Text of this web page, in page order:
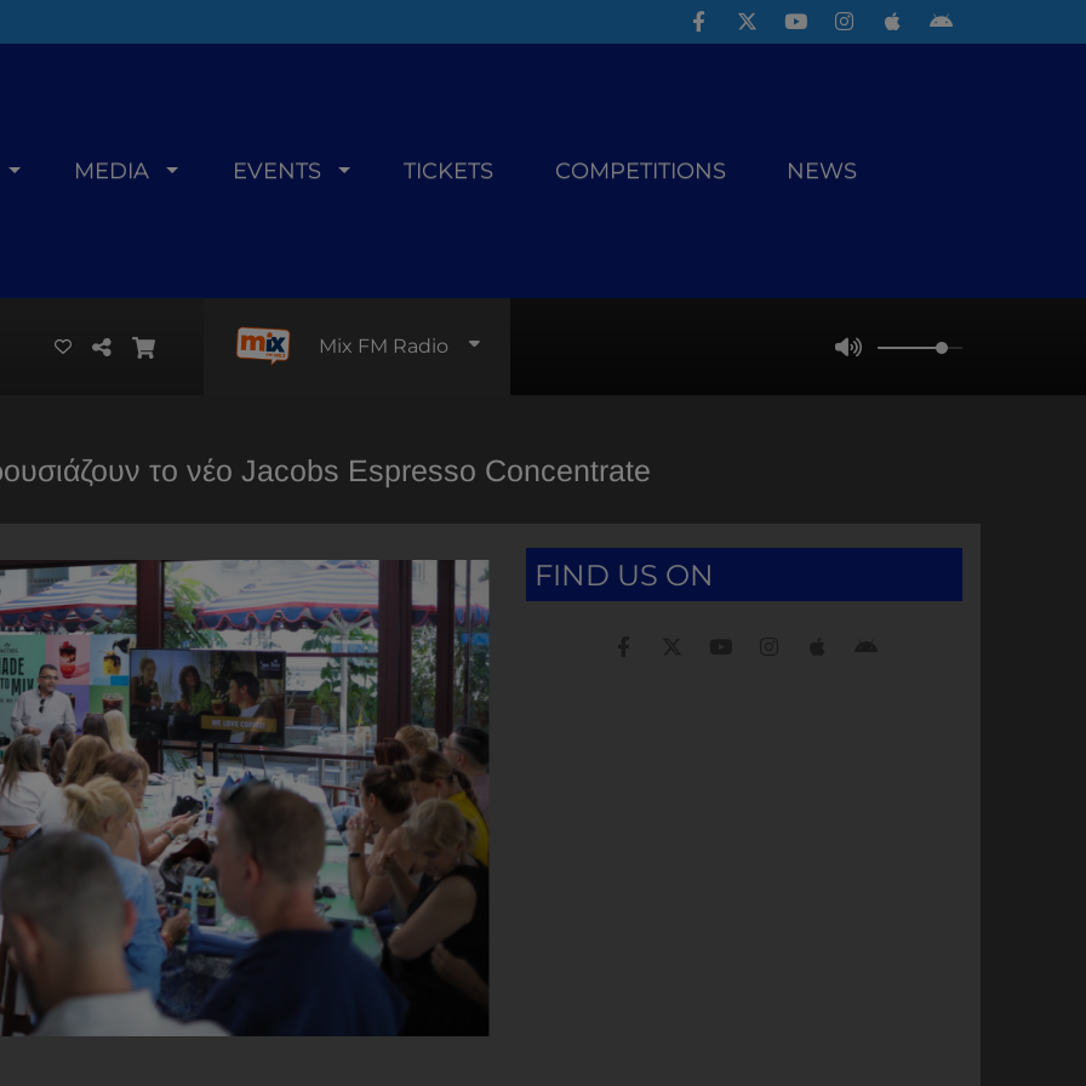
MEDIA EVENTS TICKETS COMPETITIONS NEWS
Mix FM Radio
το νέο Jacobs Espresso Concentrate
FIND US ON